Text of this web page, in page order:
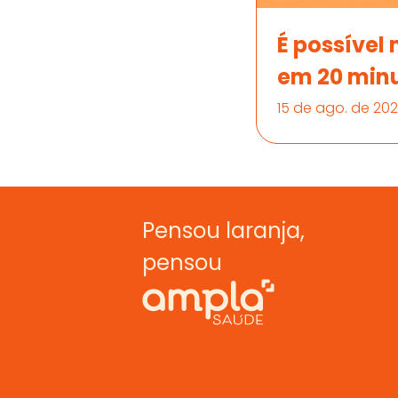
É possível
em 20
15 de ago. de
Pensou laranja,
pensou